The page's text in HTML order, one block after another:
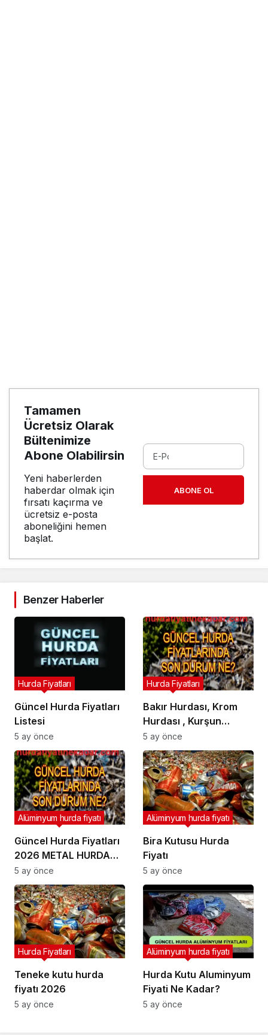
Tamamen
Ücretsiz Olarak
Bültenimize
Abone Olabilirsin
Yeni haberlerden
haberdar olmak için
fırsatı kaçırma ve
ücretsiz e-posta
aboneliğini hemen
başlat.
ABONE OL
Benzer Haberler
Güncel Hurda Fiyatları
Listesi
Hurda Fiyatları
5 ay önce
Bakır Hurdası, Krom
Hurdası , Kurşun
Hurdası , Kablo
Hurdası , Sarı Hurdası
Hurda Fiyatları
5 ay önce
Güncel Hurda Fiyatları
2026 METAL HURDA
FİYAT LİSTESİ
Alüminyum hurda fiyatı
5 ay önce
Bira Kutusu Hurda
Fiyatı
Alüminyum hurda fiyatı
5 ay önce
Teneke kutu hurda
fiyatı 2026
Hurda Fiyatları
5 ay önce
Hurda Kutu Aluminyum
Fiyati Ne Kadar?
Alüminyum hurda fiyatı
5 ay önce